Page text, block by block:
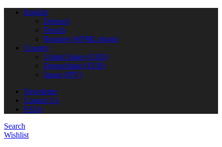
English
Deutsch
French
Requires WPML plugin
Country
United States (USD)
Deutschland (EUR)
Japan (JPY)
Newsletter
Contact Us
FAQs
Search
Wishlist